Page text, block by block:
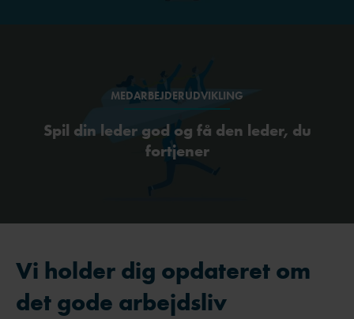
MEDARBEJDERUDVIKLING
Spil din leder god og få den leder, du
fortjener
Vi holder dig opdateret om
det gode arbejdsliv